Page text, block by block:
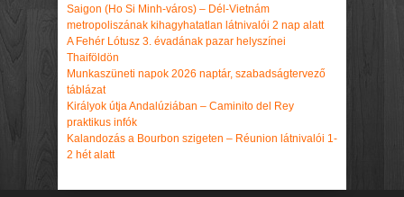
Saigon (Ho Si Minh-város) – Dél-Vietnám
metropoliszának kihagyhatatlan látnivalói 2 nap alatt
A Fehér Lótusz 3. évadának pazar helyszínei
Thaiföldön
Munkaszüneti napok 2026 naptár, szabadságtervező
táblázat
Királyok útja Andalúziában – Caminito del Rey
praktikus infók
Kalandozás a Bourbon szigeten – Réunion látnivalói 1-
2 hét alatt